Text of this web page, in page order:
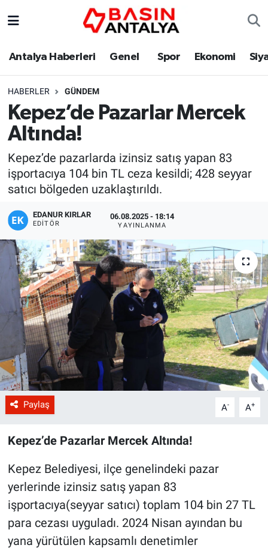
Antalya Haberleri Genel Spor Ekonomi
HABERLER GÜNDEM
Kepez’de Pazarlar Mercek
Altında!
Kepez’de pazarlarda izinsiz satış yapan 83
işportacıya 104 bin TL ceza kesildi; 428 seyyar
satıcı bölgeden uzaklaştırıldı.
EDANUR KIRLAR
EDITÖR
06.08.2025 - 18:14
YAYINLANMA
Paylaş A- A+
Kepez’de Pazarlar Mercek Altında!
Kepez Belediyesi, ilçe genelindeki pazar
yerlerinde izinsiz satış yapan 83
işportacıya(seyyar satıcı) toplam 104 bin 27 TL
para cezası uyguladı. 2024 Nisan ayından bu
yana yürütülen kapsamlı denetimler